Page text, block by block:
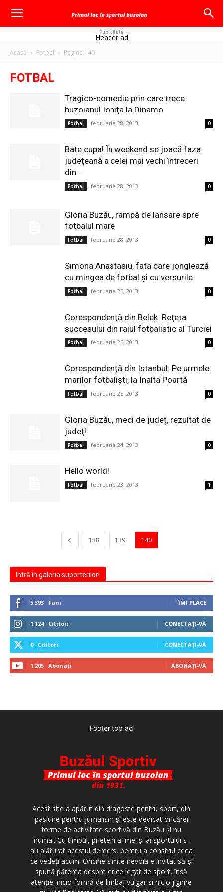
- Publicitate -
Header ad
Acasă Fotbal Pagina 140
FOTBAL
Tragico-comedie prin care trece
buzoianul Ioniţa la Dinamo
Fotbal februarie 28, 2013 0
Bate cupa! În weekend se joacă faza
judeţeană a celei mai vechi întreceri
din...
Fotbal februarie 28, 2013 0
Gloria Buzău, rampă de lansare spre
fotbalul mare
Fotbal februarie 28, 2013 0
Simona Anastasiu, fata care jonglează
cu mingea de fotbal şi cu versurile
Fotbal februarie 25, 2013 0
Corespondenţă din Belek: Reţeta
succesului din raiul fotbalistic al Turciei
Fotbal februarie 25, 2013 0
Corespondenţă din Istanbul: Pe urmele
marilor fotbalişti, la Inalta Poartă
Fotbal februarie 25, 2013 0
Gloria Buzău, meci de judeţ, rezultat de
judeţ!
Fotbal februarie 24, 2013 0
Hello world!
Fotbal februarie 23, 2013 1
138 139 140
Intră în galeria suporterilor!
5,393 Fani ÎMI PLACE
1,124 Cititori CONECTAȚI-VĂ
0 Cititori CONECTAȚI-VĂ
1,205 Abonați ABONAȚI-VĂ
Footer top ad
Acest site a apărut din dragoste pentru sport, din
pasiune pentru jurnalism şi este dedicat oricărei
forme de activitate sportivă din Buzău şi nu
numai. Cu timpul, prieteni ai mei şi ai sportului s-
au alăturat acestui demers, pentru a construi ceea
ce vedeţi acum. Oricine simte nevoia e invitat să-şi
spună părerea despre orice legat de sport, însă
atenţie: nicio formă de limbaj vulgar şi nicio jignire